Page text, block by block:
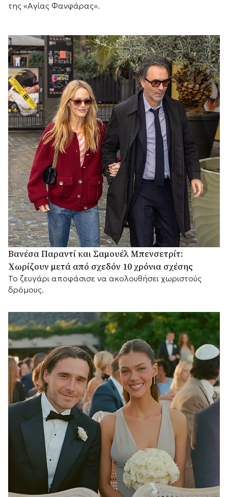
της «Αγίας Φανφάρας».
Βανέσα Παραντί και Σαμουέλ Μπενσετρίτ:
Χωρίζουν μετά από σχεδόν 10 χρόνια σχέσης
Το ζευγάρι αποφάσισε να ακολουθήσει χωριστούς
δρόμους.